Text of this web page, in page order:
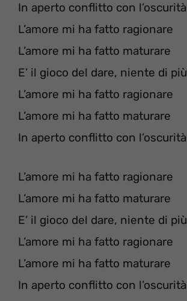
In aperto conflitto con l’oscurità
L’amore mi ha fatto ragionare
L’amore mi ha fatto maturare
E’ il gioco del dare, niente di più
L’amore mi ha fatto ragionare
L’amore mi ha fatto maturare
In aperto conflitto con l’oscurità
L’amore mi ha fatto ragionare
L’amore mi ha fatto maturare
E’ il gioco del dare, niente di più
L’amore mi ha fatto ragionare
L’amore mi ha fatto maturare
In aperto conflitto con l’oscurità